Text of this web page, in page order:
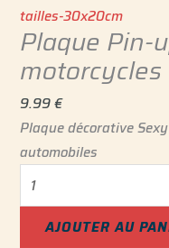
tailles-30x20cm
Plaque Pin-
motorcycles
9.99€
Plaque décorative
automobiles
AJOUTER AU